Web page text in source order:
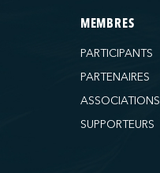
MEMBRES
PARTICIPANTS
PARTENAIRES
ASSOCIATIONS
SUPPORTEURS